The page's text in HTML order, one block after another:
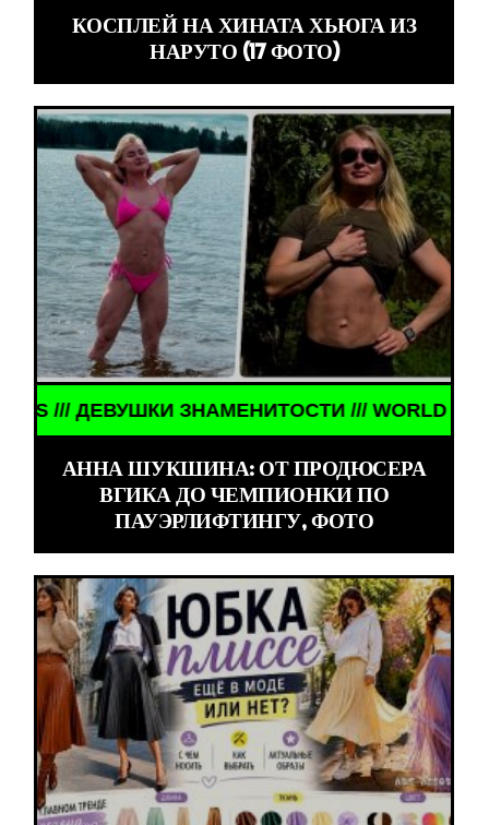
КОСПЛЕЙ НА ХИНАТА ХЬЮГА ИЗ
НАРУТО (17 ФОТО)
ЗНАМЕНИТОСТИ /// WORLD GIRLS ///
АННА ШУКШИНА: ОТ ПРОДЮСЕРА
ВГИКА ДО ЧЕМПИОНКИ ПО
ПАУЭРЛИФТИНГУ, ФОТО